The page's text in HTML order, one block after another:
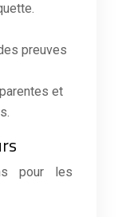
preuves
et
pour les